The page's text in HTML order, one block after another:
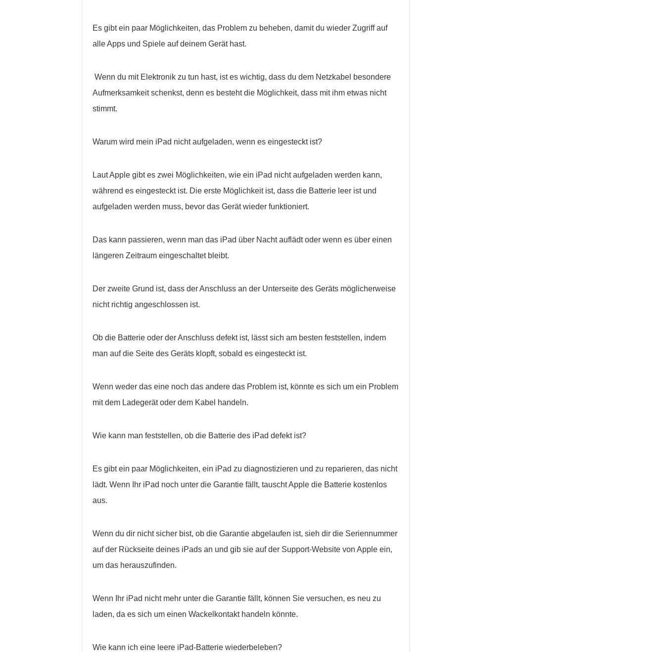
Es gibt ein paar Möglichkeiten, das Problem zu beheben, damit du wieder Zugriff auf
alle Apps und Spiele auf deinem Gerät hast.
Wenn du mit Elektronik zu tun hast, ist es wichtig, dass du dem Netzkabel besondere
Aufmerksamkeit schenkst, denn es besteht die Möglichkeit, dass mit ihm etwas nicht
stimmt.
Warum wird mein iPad nicht aufgeladen, wenn es eingesteckt ist?
Laut Apple gibt es zwei Möglichkeiten, wie ein iPad nicht aufgeladen werden kann,
während es eingesteckt ist. Die erste Möglichkeit ist, dass die Batterie leer ist und
aufgeladen werden muss, bevor das Gerät wieder funktioniert.
Das kann passieren, wenn man das iPad über Nacht auflädt oder wenn es über einen
längeren Zeitraum eingeschaltet bleibt.
Der zweite Grund ist, dass der Anschluss an der Unterseite des Geräts möglicherweise
nicht richtig angeschlossen ist.
Ob die Batterie oder der Anschluss defekt ist, lässt sich am besten feststellen, indem
man auf die Seite des Geräts klopft, sobald es eingesteckt ist.
Wenn weder das eine noch das andere das Problem ist, könnte es sich um ein Problem
mit dem Ladegerät oder dem Kabel handeln.
Wie kann man feststellen, ob die Batterie des iPad defekt ist?
Es gibt ein paar Möglichkeiten, ein iPad zu diagnostizieren und zu reparieren, das nicht
lädt. Wenn Ihr iPad noch unter die Garantie fällt, tauscht Apple die Batterie kostenlos
aus.
Wenn du dir nicht sicher bist, ob die Garantie abgelaufen ist, sieh dir die Seriennummer
auf der Rückseite deines iPads an und gib sie auf der Support-Website von Apple ein,
um das herauszufinden.
Wenn Ihr iPad nicht mehr unter die Garantie fällt, können Sie versuchen, es neu zu
laden, da es sich um einen Wackelkontakt handeln könnte.
Wie kann ich eine leere iPad-Batterie wiederbeleben?